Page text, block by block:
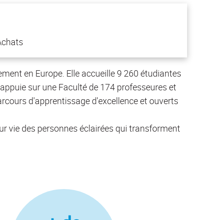
en Europe. Elle accueille 9 260 étudiantes
sur une Faculté de 174 professeures et
d'apprentissage d'excellence et ouverts
vie des personnes éclairées qui transforment